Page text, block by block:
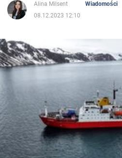
Życie
Polityka
Wojna na Ukrainie
Świat
Alina Milsent
Wiadomości
08.12.2023 12:10